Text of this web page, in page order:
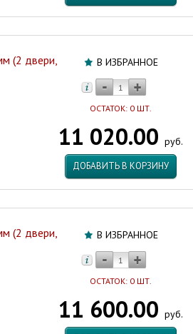
В ИЗБРАННОЕ
ОСТАТОК: 0 ШТ.
11 020.00 руб.
ДОБАВИТЬ В КОРЗИНУ
(2 двери,
В ИЗБРАННОЕ
ОСТАТОК: 0 ШТ.
11 600.00 руб.
(2 двери,